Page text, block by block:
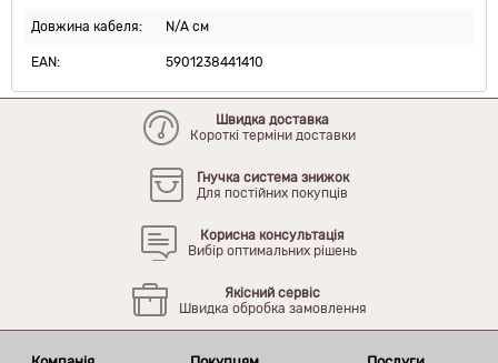
Довжина кабеля: N/A см
EAN: 5901238441410
Швидка доставка
Короткі терміни доставки
Гнучка система знижок
Для постійних покупців
Корисна консультація
Вибір оптимальних рішень
Якісний сервіс
Швидка обробка замовлення